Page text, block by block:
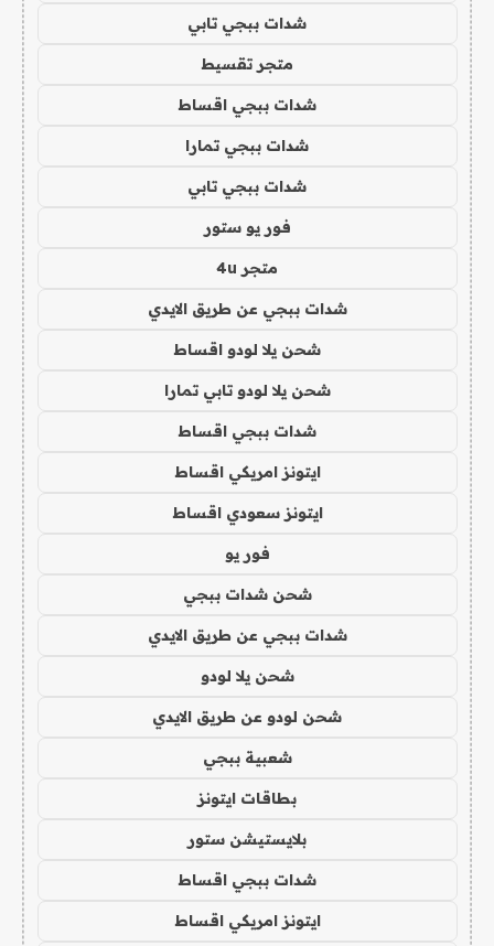
شدات ببجي تابي
متجر تقسيط
شدات ببجي اقساط
شدات ببجي تمارا
شدات ببجي تابي
فور يو ستور
متجر 4u
شدات ببجي عن طريق الايدي
شحن يلا لودو اقساط
شحن يلا لودو تابي تمارا
شدات ببجي اقساط
ايتونز امريكي اقساط
ايتونز سعودي اقساط
فور يو
شحن شدات ببجي
شدات ببجي عن طريق الايدي
شحن يلا لودو
شحن لودو عن طريق الايدي
شعبية ببجي
بطاقات ايتونز
بلايستيشن ستور
شدات ببجي اقساط
ايتونز امريكي اقساط